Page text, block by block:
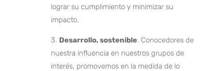
lograr su cumplimiento y minimizar su
impacto.
3. Desarrollo, sostenible. Conocedores de
nuestra influencia en nuestros grupos de
interés, promovemos en la medida de lo